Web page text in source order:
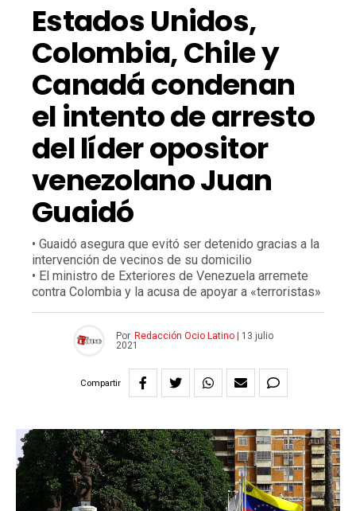
Estados Unidos,
Colombia, Chile y
Canadá condenan
el intento de arresto
del líder opositor
venezolano Juan
Guaidó
• Guaidó asegura que evitó ser detenido gracias a la
intervención de vecinos de su domicilio
• El ministro de Exteriores de Venezuela arremete
contra Colombia y la acusa de apoyar a «terroristas»
Por Redacción Ocio Latino|
13 julio
2021
Compartir